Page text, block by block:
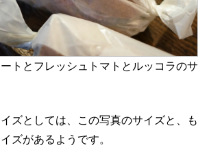
トとフレッシュトマトとルッコラのサ
ズとしては、この写真のサイズと、も
ズがあるようです。